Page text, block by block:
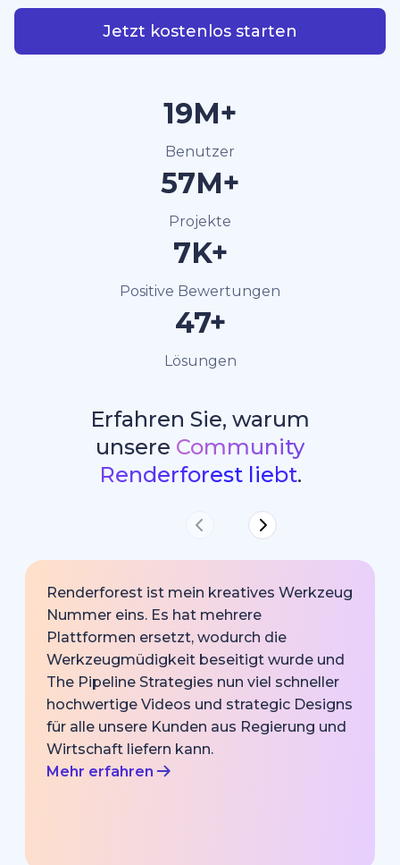
Jetzt kostenlos starten
40M+
Benutzer
120M+
Projekte
15K+
Positive Bewertungen
100+
Lösungen
Erfahren Sie, warum
unsere Community
Renderforest liebt.
Renderforest ist mein kreatives Werkzeug
Nummer eins. Es hat mehrere
Plattformen ersetzt, wodurch die
Werkzeugmüdigkeit beseitigt wurde und
The Pipeline Strategies nun viel schneller
hochwertige Videos und strategic Designs
für alle unsere Kunden aus Regierung und
Wirtschaft liefern kann.
Mehr erfahren